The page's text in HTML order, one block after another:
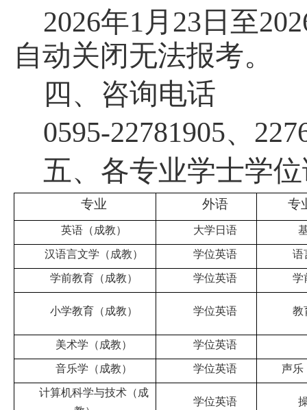
2026年1月 23 日至202
自动关闭无法报考。
四、 咨询电话
0595-22781905、
五、 各专业学士学
专业 外语 专
英语（成教） 大学日语
汉语言文学（成教） 学位英语 语
学前教育（成教） 学位英语 学
小学教育（成教） 学位英语 教
美术学（成教） 学位英语
音乐学（成教） 学位英语 声乐
计算机科学与技术（成
学位英语